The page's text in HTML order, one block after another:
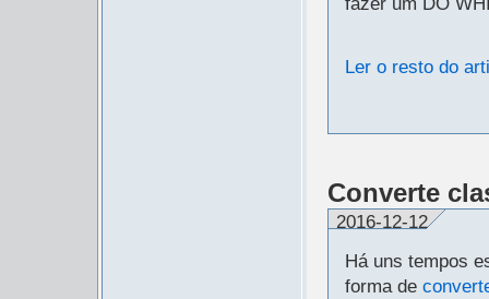
Ler o resto do
Converte
2016-12-12
Há uns tempos
forma de